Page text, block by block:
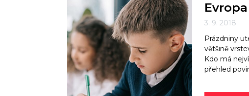
3. 9. 2018
Prázdniny
většině
Kdo má
přehled